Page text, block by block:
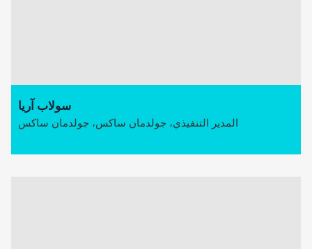
سولاب آريا
المدير التنفيذي، جولدمان ساكس، جولدمان ساكس